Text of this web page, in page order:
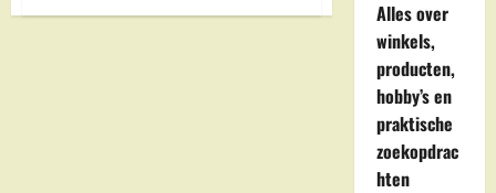
Weezenbeek
Alles over
winkels,
producten,
hobby’s en
praktische
zoekopdrac
hten